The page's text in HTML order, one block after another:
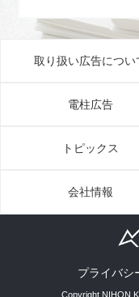
取り扱い広告につい
電柱広告
トピックス
会社情報
プライバシ
Copyright NIHON